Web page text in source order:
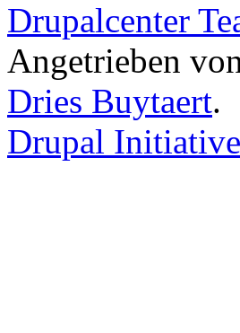
Drupalcenter
Angetrieben
Dries Buytaert.
Drupal Initiative